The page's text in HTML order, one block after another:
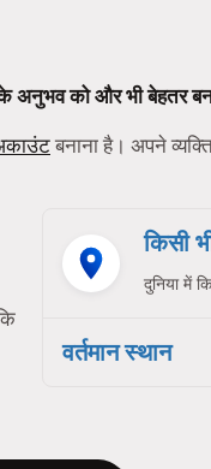
अनुभव को और भी बेहतर
बनाना है। अपने
किसी
दुनिया में
वर्तमान स्थान